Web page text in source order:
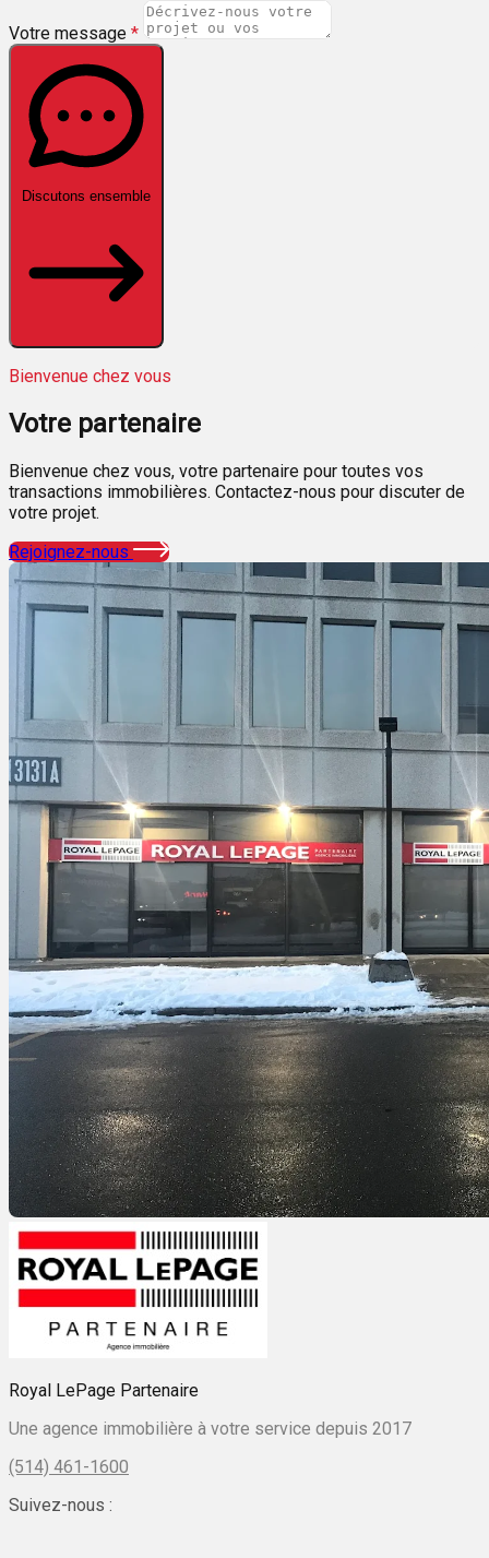
Votre message *
Discutons ensemble
Bienvenue chez vous
Votre partenaire
Bienvenue chez vous, votre partenaire pour toutes vos
transactions immobilières. Contactez-nous pour discuter de
votre projet.
Rejoignez-nous
Royal LePage Partenaire
Une agence immobilière à votre service depuis 2017
(514) 461-1600
Suivez-nous :